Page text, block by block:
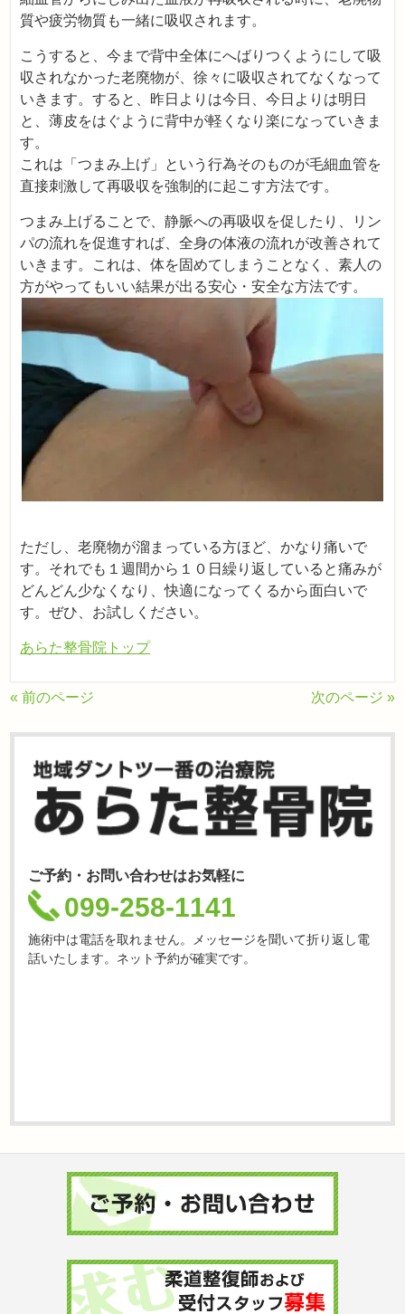
質や疲労物質も一緒に吸収されます。
こうすると、今まで背中全体にへばりつくようにして吸
収されなかった老廃物が、徐々に吸収されてなくなって
いきます。すると、昨日よりは今日、今日よりは明日
と、薄皮をはぐように背中が軽くなり楽になっていきま
す。
これは「つまみ上げ」という行為そのものが毛細血管を
直接刺激して再吸収を強制的に起こす方法です。
つまみ上げることで、静脈への再吸収を促したり、リン
パの流れを促進すれば、全身の体液の流れが改善されて
いきます。これは、体を固めてしまうことなく、素人の
方がやってもいい結果が出る安心・安全な方法です。
ただし、老廃物が溜まっている方ほど、かなり痛いで
す。それでも１週間から１０日繰り返していると痛みが
どんどん少なくなり、快適になってくるから面白いで
す。ぜひ、お試しください。
あらた整骨院トップ
« 前のページ 次のページ »
ご予約・お問い合わせはお気軽に
099-258-1141
施術中は電話を取れません。メッセージを聞いて折り返し電
話いたします。ネット予約が確実です。